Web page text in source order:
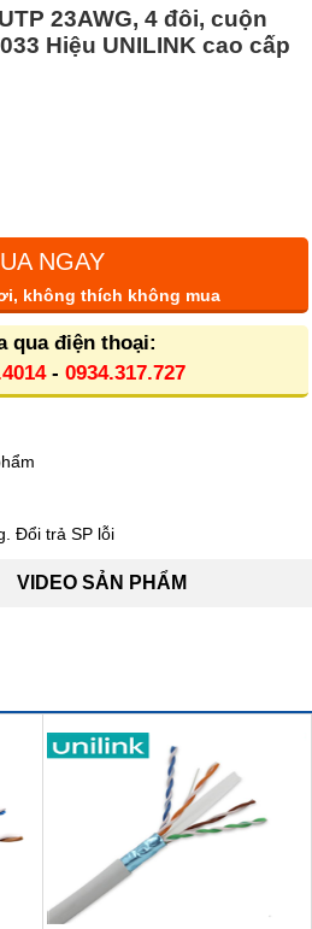
23AWG, 4 đôi, cuộn
Hiệu UNILINK cao cấp
NGAY
không thích không mua
qua điện thoại:
- 0934.317.727
Đổi trả SP lỗi
VIDEO SẢN PHẨM